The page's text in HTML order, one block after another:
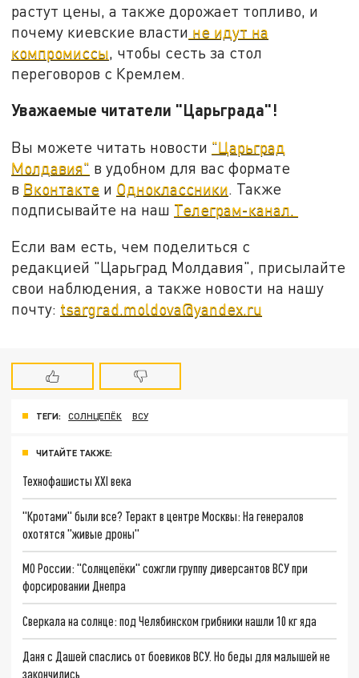
растут цены, а также дорожает топливо, и
почему киевские власти не идут на
компромиссы , чтобы сесть за стол
переговоров с Кремлем.
Уважаемые читатели "Царьграда"!
Вы можете читать новости "Царьград
Молдавия" в удобном для вас формате
в Вконтакте и Одноклассники. Также
подписывайте на наш Телеграм-канал.
Если вам есть, чем поделиться с
редакцией "Царьград Молдавия", присылайте
свои наблюдения, а также новости на нашу
почту: tsargrad.moldova@yandex.ru
ТЕГИ: СОЛНЦЕПЁК ВСУ
ЧИТАЙТЕ ТАКЖЕ:
Технофашисты XXI века
"Кротами" были все? Теракт в центре Москвы: На генералов
охотятся "живые дроны"
МО России: "Солнцепёки" сожгли группу диверсантов ВСУ при
форсировании Днепра
Сверкала на солнце: под Челябинском грибники нашли 10 кг яда
Даня с Дашей спаслись от боевиков ВСУ. Но беды для малышей не
закончились